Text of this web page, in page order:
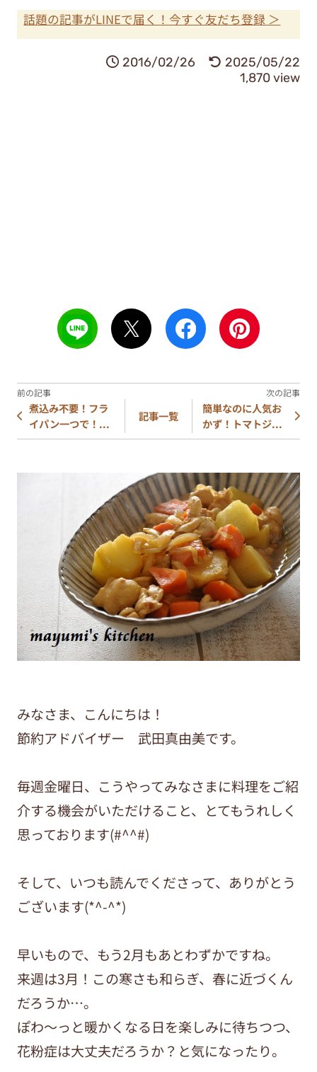
話題の記事がLINEで届く！今すぐ友だち登録 ＞
2016/02/26
2025/05/22
1,870 view
煮込み不要！フラ
イパン一つで！...
記事一覧
簡単なのに人気お
かず！トマトジ...
みなさま、こんにちは！
節約アドバイザー 武田真由美です。
毎週金曜日、こうやってみなさまに料理をご紹
介する機会がいただけること、とてもうれしく
思っております(#^^#)
そして、いつも読んでくださって、ありがとう
ございます(*^-^*)
早いもので、もう2月もあとわずかですね。
来週は3月！この寒さも和らぎ、春に近づくん
だろうか…。
ぽわ～っと暖かくなる日を楽しみに待ちつつ、
花粉症は大丈夫だろうか？と気になったり。